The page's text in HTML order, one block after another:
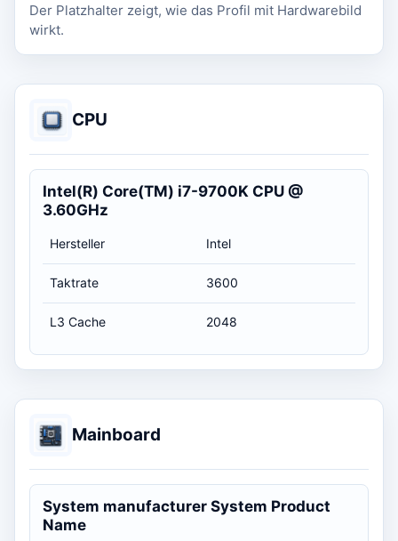
Der Platzhalter zeigt, wie das Profil mit Hardwarebild
wirkt.
CPU
Intel(R) Core(TM) i7-9700K CPU @
3.60GHz
Hersteller Intel
Taktrate 3600
L3 Cache 2048
Mainboard
System manufacturer System Product
Name